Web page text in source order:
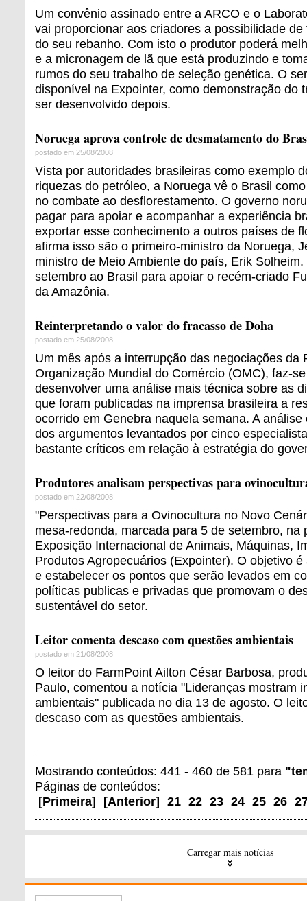
Um convênio assinado entre a ARCO e o
vai proporcionar aos criadores a possibilidade
do seu rebanho. Com isto o produtor poderá
e a micronagem de lã que está produzindo e
rumos do seu trabalho de seleção genética. O
disponível na Expointer, como demonstração do
ser desenvolvido depois.
Noruega aprova controle de desmatamento do
postado em 25/08/2008
Vista por autoridades brasileiras como exemplo
riquezas do petróleo, a Noruega vê o Brasil
no combate ao desflorestamento. O governo
pagar para apoiar e acompanhar a experiência
exportar esse conhecimento a outros países de
afirma isso são o primeiro-ministro da Noruega,
ministro de Meio Ambiente do país, Erik
setembro ao Brasil para apoiar o recém-criado
da Amazônia.
Reinterpretando o valor do fracasso de Doha
postado em 25/08/2008
Um mês após a interrupção das negociações da
Organização Mundial do Comércio (OMC), faz-
desenvolver uma análise mais técnica sobre as
que foram publicadas na imprensa brasileira a
ocorrido em Genebra naquela semana. A
dos argumentos levantados por cinco
bastante críticos em relação à estratégia do
Produtores analisam perspectivas para
postado em 22/08/2008
"Perspectivas para a Ovinocultura no Novo
mesa-redonda, marcada para 5 de setembro, na
Exposição Internacional de Animais, Máquinas,
Produtos Agropecuários (Expointer). O objetivo
e estabelecer os pontos que serão levados em
políticas publicas e privadas que promovam o
sustentável do setor.
Leitor comenta descaso com questões ambientais
postado em 21/08/2008
O leitor do FarmPoint Ailton César Barbosa,
Paulo, comentou a notícia "Lideranças mostram
ambientais" publicada no dia 13 de agosto. O
descaso com as questões ambientais.
Mostrando conteúdos: 441 - 460 de 581 para
Páginas de conteúdos:
[Primeira] [Anterior] 21 22 23 24 25 26
Carregar mais notícias